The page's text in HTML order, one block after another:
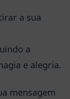
a sua
a
e alegria.
mensagem